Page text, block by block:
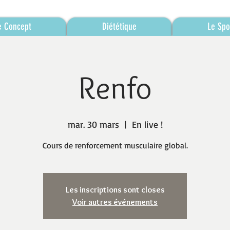
Concept Diététique Le
Renfo
mar. 30 mars
  |
En live !
Cours de renforcement musculaire global.
Les inscriptions sont closes
Voir autres événements